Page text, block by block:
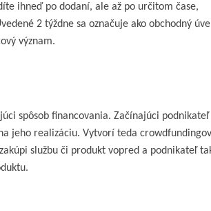
ihneď po dodaní, ale až po určitom čase,
2 týždne sa označuje ako obchodný
význam.
spôsob financovania. Začínajúci podnikateľ
jeho realizáciu. Vytvorí teda
službu či produkt vopred a podnikateľ